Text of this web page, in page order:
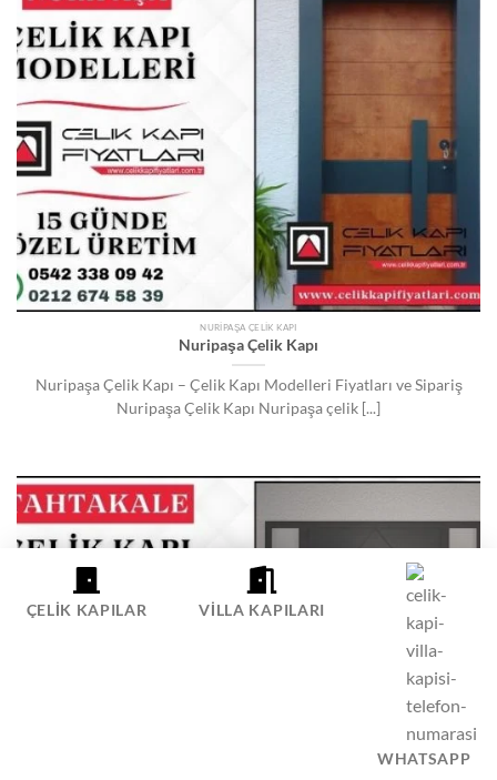
NURIPAŞA ÇELIK KAPI
Nuripaşa Çelik Kapı
Nuripaşa Çelik Kapı – Çelik Kapı Modelleri Fiyatları ve Sipariş
Nuripaşa Çelik Kapı Nuripaşa çelik [...]
ÇELIK KAPILAR VILLA KAPILARI
WHATSAPP